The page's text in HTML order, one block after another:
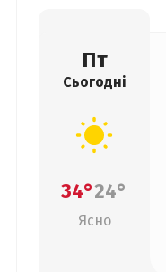
Пт
Сьогодні
34°24°
Ясно